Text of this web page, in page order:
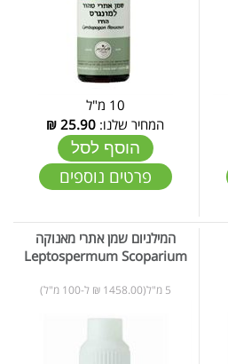
10 מ"ל
המחיר שלנו: 25.90
₪
הוסף לסל
פרטים נוספים
המילניום שמן אתרי מאנוקה
Leptospermum Scoparium
5 מ"ל(1458.00 ₪ ל-100 מ"ל)